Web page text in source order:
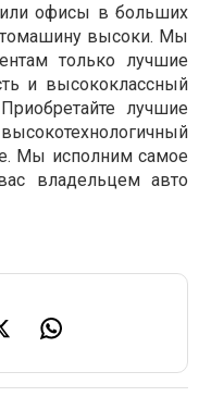
офисы в больших
высоки. Мы
только лучшие
и высококлассный
лучшие
Мы исполним самое
владельцем авто